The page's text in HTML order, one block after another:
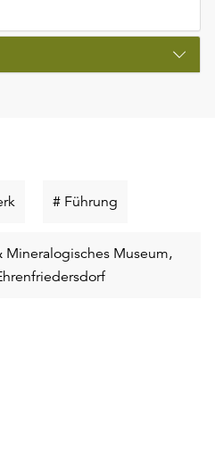
Schlüsselwort
# Führung
Mineralogisches Museum,
Schlüsselwort